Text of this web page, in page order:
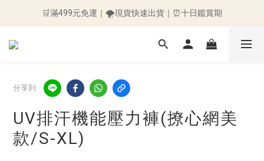
🛒滿499元免運｜🌪️現貨快速出貨｜⏰十日鑑賞期
🛒滿499元免運｜🌪️現貨快速出貨｜⏰十日鑑賞期
👉加入會員送50元購物金👈 ～訂單立即折抵~
分享到
UV排汗機能壓力褲(撩心網美
款/S-XL)